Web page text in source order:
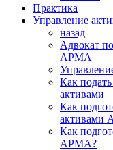
Практика
Управление
назад
Адвокат
АРМА
Как
активами
Как
активами
Как
АРМА?